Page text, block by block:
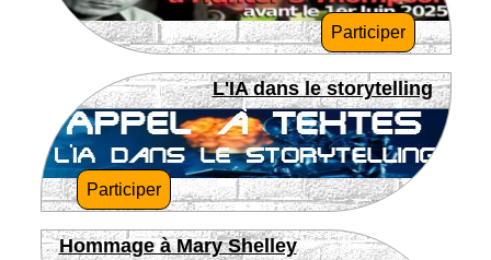
Participer
L'IA dans le storytelling
Participer
Hommage à Mary Shelley